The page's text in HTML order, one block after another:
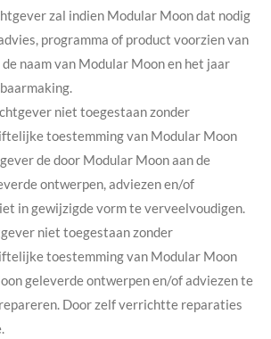
zal indien Modular Moon dat nodig
programma of product voorzien van
naam van Modular Moon en het jaar
niet toegestaan zonder
toestemming van Modular Moon
de door Modular Moon aan de
ontwerpen, adviezen en/of
in gewijzigde vorm te verveelvoudigen.
niet toegestaan zonder
toestemming van Modular Moon
geleverde ontwerpen en/of adviezen te
Door zelf verrichtte reparaties